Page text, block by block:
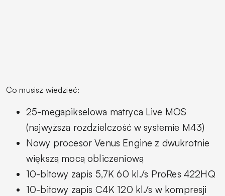
Co musisz wiedzieć:
25-megapikselowa matryca Live MOS
(najwyższa rozdzielczość w systemie M43)
Nowy procesor Venus Engine z dwukrotnie
większą mocą obliczeniową
10-bitowy zapis 5,7K 60 kl./s ProRes 422HQ
10-bitowy zapis C4K 120 kl./s w kompresji